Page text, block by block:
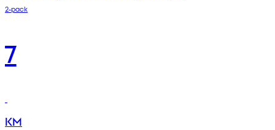
2-pack
7
KM